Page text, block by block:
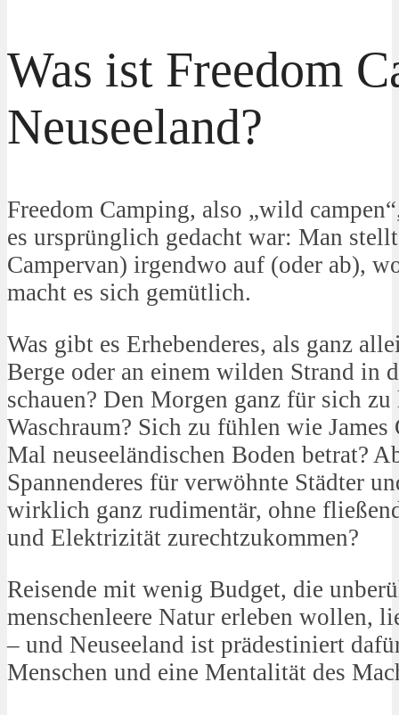
Was ist Freedom
Neuseeland?
Freedom Camping, also „wild
es ursprünglich gedacht war: Man
Campervan) irgendwo auf (oder ab),
macht es sich gemütlich.
Was gibt es Erhebenderes, als ganz
Berge oder an einem wilden Strand in
schauen? Den Morgen ganz für sich
Waschraum? Sich zu fühlen wie James
Mal neuseeländischen Boden betrat?
Spannenderes für verwöhnte Städter
wirklich ganz rudimentär, ohne
und Elektrizität zurechtzukommen?
Reisende mit wenig Budget, die
menschenleere Natur erleben wollen,
– und Neuseeland ist prädestiniert
Menschen und eine Mentalität des